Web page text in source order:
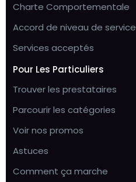
Charte Comportementale
Accord de niveau de service
Services acceptés
Pour Les Particuliers
Trouver les prestataires
Parcourir les catégories
Voir nos promos
Astuces
Comment ça marche